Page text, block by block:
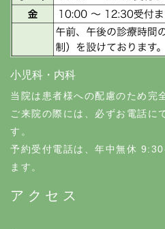
小児科・内科
当院は患者様への配慮のため完
ご来院の際には、必ずお電話に
す。
予約受付電話は、年中無休
ます。
アクセス